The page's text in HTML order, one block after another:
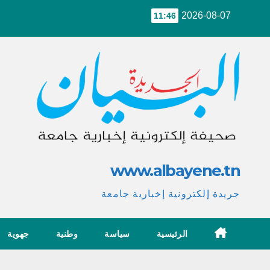
2026-08-07
11:46
www.albayene.tn
جريدة إلكترونية إخبارية جامعة
الرئيسية سياسة وطنية جهوية